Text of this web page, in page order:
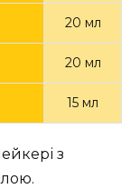
20 мл
20 мл
15 мл
з